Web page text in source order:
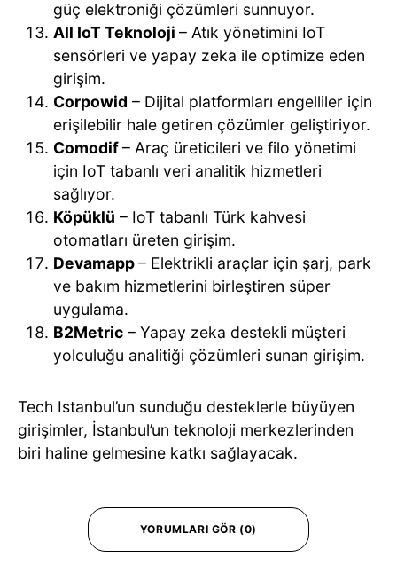
güç elektroniği çözümleri sunnuyor.
All IoT Teknoloji – Atık yönetimini IoT
sensörleri ve yapay zeka ile optimize eden
girişim.
Corpowid – Dijital platformları engelliler için
erişilebilir hale getiren çözümler geliştiriyor.
Comodif– Araç üreticileri ve filo yönetimi
için IoT tabanlı veri analitik hizmetleri
sağlıyor.
Köpüklü – IoT tabanlı Türk kahvesi
otomatları üreten girişim.
Devamapp– Elektrikli araçlar için şarj, park
ve bakım hizmetlerini birleştiren süper
uygulama.
B2Metric – Yapay zeka destekli müşteri
yolculuğu analitiği çözümleri sunan girişim.
Tech Istanbul’un sunduğu desteklerle büyüyen
girişimler, İstanbul’un teknoloji merkezlerinden
biri haline gelmesine katkı sağlayacak.
YORUMLARI GÖR (0)